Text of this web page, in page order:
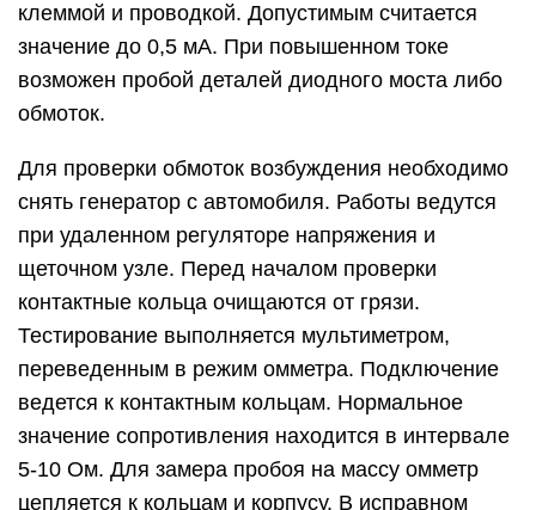
клеммой и проводкой. Допустимым считается
значение до 0,5 мА. При повышенном токе
возможен пробой деталей диодного моста либо
обмоток.
Для проверки обмоток возбуждения необходимо
снять генератор с автомобиля. Работы ведутся
при удаленном регуляторе напряжения и
щеточном узле. Перед началом проверки
контактные кольца очищаются от грязи.
Тестирование выполняется мультиметром,
переведенным в режим омметра. Подключение
ведется к контактным кольцам. Нормальное
значение сопротивления находится в интервале
5-10 Ом. Для замера пробоя на массу омметр
цепляется к кольцам и корпусу. В исправном